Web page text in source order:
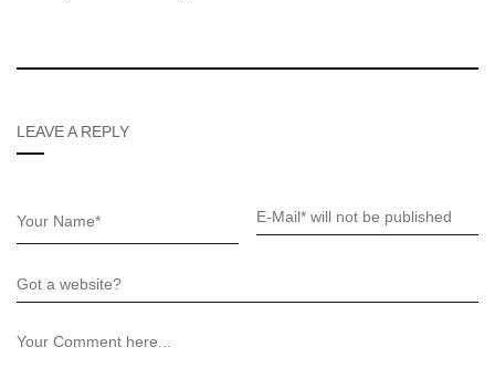
LEAVE A REPLY